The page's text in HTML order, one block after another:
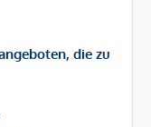
die zu